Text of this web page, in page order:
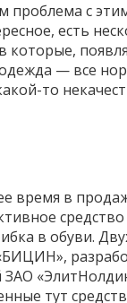
проблема с
есть
которые,
— все
то
время в
в обуви.
тут